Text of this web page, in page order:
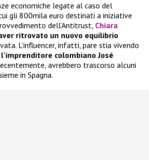
economiche legate al caso del
gli 800mila euro destinati a iniziative
dell’Antitrust, Chiara
ritrovato un nuovo equilibrio
L’influencer, infatti, pare stia vivendo
colombiano José
avrebbero trascorso alcuni
in Spagna.